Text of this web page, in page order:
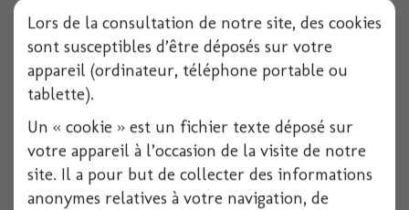
Voir
Lors de la consultation de notre site, des cookies
sont susceptibles d’être déposés sur votre
appareil (ordinateur, téléphone portable ou
tablette).
Un « cookie » est un fichier texte déposé sur
votre appareil à l’occasion de la visite de notre
site. Il a pour but de collecter des informations
anonymes relatives à votre navigation, de